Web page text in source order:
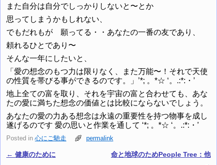
また自分は自分でしっかりしないと〜とか
思ってしまうかもしれない、
でもだれもが 願ってる・・あなたの一番の友であり、
頼れるひとであり〜
そんな一年にしたいと、
「愛の想念のもつ力は限りなく、また万能〜！それで天使
の性質を帯びる事ができるのです。」’*; 。*☆ ‘。.:*:・’
地上全ての富を取り、それを宇宙の富と合わせても、あな
たの愛に満ちた想念の価値とは比較にならないでしょう。
あなたの愛の力ある想念は永遠の重要性を持つ物事を成し
遂げるのです 愛の思いと作業を通して ‘*; 。*☆ ‘。.:*:・’
Posted in 心にご馳走 permalink
Post navigation
← 健康のために
命と地球のためPeople Tree：他